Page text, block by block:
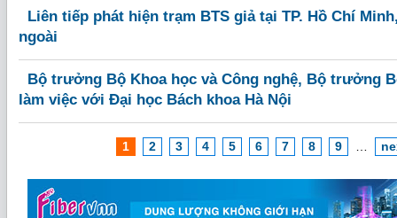
Liên tiếp phát hiện trạm BTS giả tại TP. Hồ Chí
ngoài
Bộ trưởng Bộ Khoa học và Công nghệ, Bộ trưởng
làm việc với Đại học Bách khoa Hà Nội
1 2 3 4 5 6 7 8 9